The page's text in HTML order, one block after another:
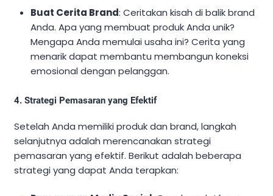
Buat Cerita Brand: Ceritakan kisah di balik brand
Anda. Apa yang membuat produk Anda unik?
Mengapa Anda memulai usaha ini? Cerita yang
menarik dapat membantu membangun koneksi
emosional dengan pelanggan.
4. Strategi Pemasaran yang Efektif
Setelah Anda memiliki produk dan brand, langkah
selanjutnya adalah merencanakan strategi
pemasaran yang efektif. Berikut adalah beberapa
strategi yang dapat Anda terapkan: